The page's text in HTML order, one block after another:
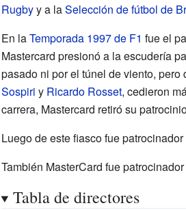
Rugbyy a laSelección de fútbol de
En laTemporada 1997 de F1 fue el
Mastercard presionó a la escudería
pasado ni por el túnel de viento,
Sospiri y Ricardo Rosset, cedieron
carrera, Mastercard retiró su
Luego de este fiasco fue
También MasterCard fue
Tabla de directores